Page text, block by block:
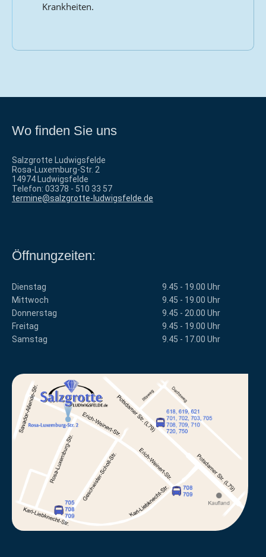
Krankheiten.
Wo finden Sie uns
Salzgrotte Ludwigsfelde
Rosa-Luxemburg-Str. 2
14974 Ludwigsfelde
Telefon: 03378 - 510 33 57
termine@salzgrotte-ludwigsfelde.de
Öffnungzeiten:
Dienstag
9.45 - 19.00 Uhr
Mittwoch
9.45 - 19.00 Uhr
Donnerstag
9.45 - 20.00 Uhr
Freitag
9.45 - 19.00 Uhr
Samstag
9.45 - 17.00 Uhr